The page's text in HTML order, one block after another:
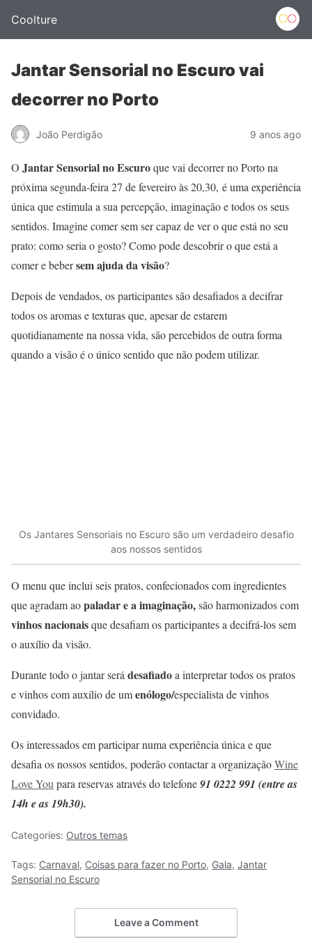
Coolture
Jantar Sensorial no Escuro vai
decorrer no Porto
João Perdigão 9 anos ago
O Jantar Sensorial no Escuroque vai decorrer no Porto na
próxima segunda-feira 27 de fevereiro às 20,30, é uma experiência
única que estimula a sua percepção, imaginação e todos os seus
sentidos. Imagine comer sem ser capaz de ver o que está no seu
prato: como seria o gosto? Como pode descobrir o que está a
comer e bebersem ajuda da visão?
Depois de vendados, os participantes são desafiados a decifrar
todos os aromas e texturas que, apesar de estarem
quotidianamente na nossa vida, são percebidos de outra forma
quando a visão é o único sentido que não podem utilizar.
Os Jantares Sensoriais no Escuro são um verdadeiro desafio
aos nossos sentidos
O menu que inclui seis pratos, confecionados com ingredientes
que agradam aopaladar e a imaginação,são harmonizados com
vinhos nacionaisque desafiam os participantes a decifrá-los sem
o auxílio da visão.
Durante todo o jantar será desafiadoa interpretar todos os pratos
e vinhos com auxílio de umenólogo/especialista de vinhos
convidado.
Os interessados em participar numa experiência única e que
desafia os nossos sentidos, poderão contactar a organizaçãoWine
Love You para reservas através do telefone91 0222 991 (entre as
14h e as 19h30).
Categories: Outros temas
Tags: Carnaval, Coisas para fazer no Porto, Gala, Jantar
Sensorial no Escuro
Leave a Comment